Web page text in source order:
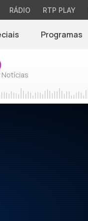
RÁDIO RTP PLAY
Programas
Notícias